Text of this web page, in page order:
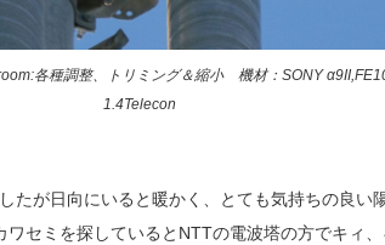
各種調整、トリミング＆縮小 機材：SONY
1.4Telecon
たが日向にいると暖かく、とても気持ちの良い
セミを探しているとNTTの電波塔の方でキィ